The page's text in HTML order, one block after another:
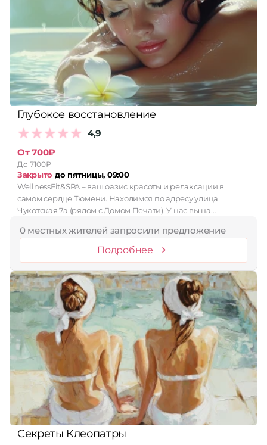
Глубокое восстановление
4,9
От 700₽
До 7100₽
Закрыто до пятницы, 09:00
WellnessFit&SPA – ваш оазис красоты и релаксации в
самом сердце Тюмени. Находимся по адресу улица
Чукотская 7а (рядом с Домом Печати). У нас вы на…
0 местных жителей запросили предложение
Подробнее
Секреты Клеопатры